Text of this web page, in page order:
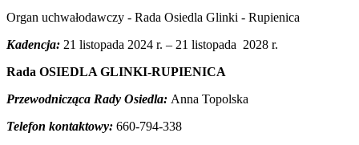
Organ uchwałodawczy - Rada Osiedla Glinki - Rupienica
Kadencja: 21 listopada 2024 r. – 21 listopada 2028 r.
Rada OSIEDLA GLINKI-RUPIENICA
Przewodnicząca Rady Osiedla: Anna Topolska
Telefon kontaktowy: 660-794-338